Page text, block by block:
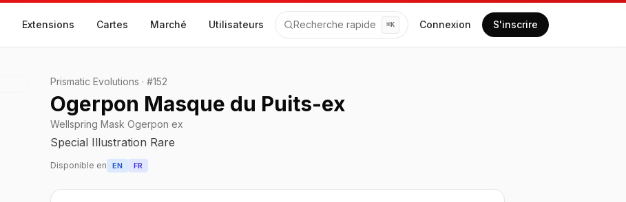
Extensions Cartes Marché Utilisateurs Recherche rapide ⌘K Connexion S'inscrire
Prismatic Evolutions · #152
Ogerpon Masque du Puits-ex
Wellspring Mask Ogerpon ex
Special Illustration Rare
Disponible en EN FR